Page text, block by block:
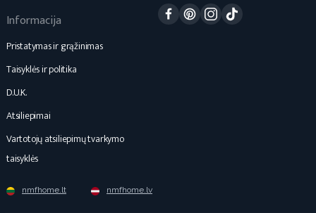
Informacija
Pristatymas ir grąžinimas
Taisyklės ir politika
D.U.K.
Atsiliepimai
Vartotojų atsiliepimų tvarkymo
taisyklės
FacebookPinterestInstagram
nmfhome.lt nmfhome.lv